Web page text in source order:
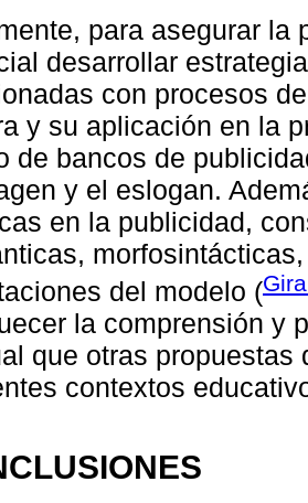
para asegurar la
desarrollar
con procesos
y su aplicación en la
de bancos de
y el eslogan.
en la publicidad,
del modelo (
la comprensión y
que otras
contextos